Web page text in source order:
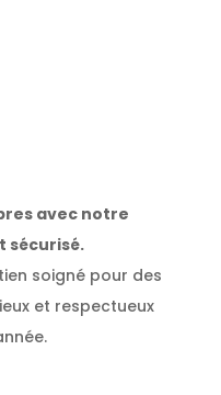
avec notre
sécurisé.
soigné pour des
et respectueux